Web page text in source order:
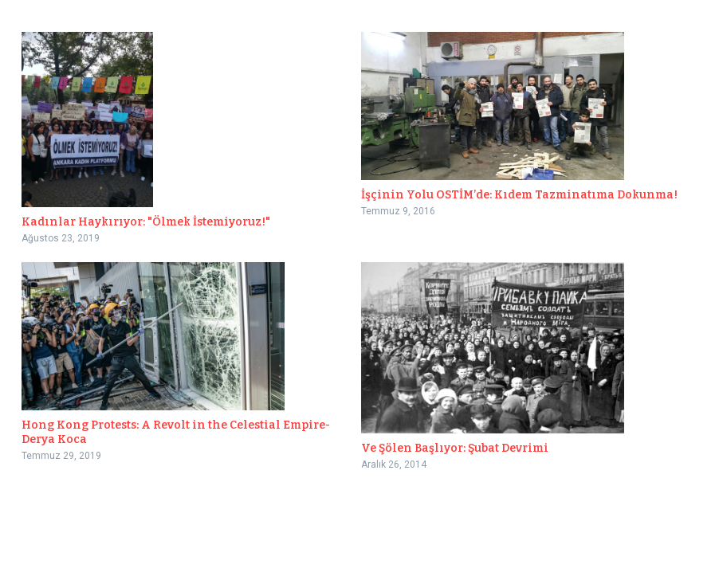
Kadınlar Haykırıyor: "Ölmek İstemiyoruz!"
Ağustos 23, 2019
İşçinin Yolu OSTİM’de: Kıdem Tazminatıma Dokunma!
Temmuz 9, 2016
Hong Kong Protests: A Revolt in the Celestial Empire-
Derya Koca
Temmuz 29, 2019
Ve Şölen Başlıyor: Şubat Devrimi
Aralık 26, 2014